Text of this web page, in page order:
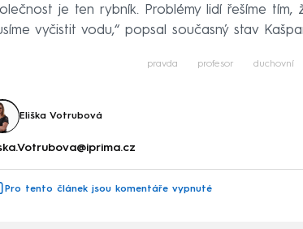
je ten rybník. Problémy lidí řešíme
vyčistit vodu,“ popsal současný stav
pravda profesor duchovní
Eliška Votrubová
Pro tento článek jsou komentáře vypnuté